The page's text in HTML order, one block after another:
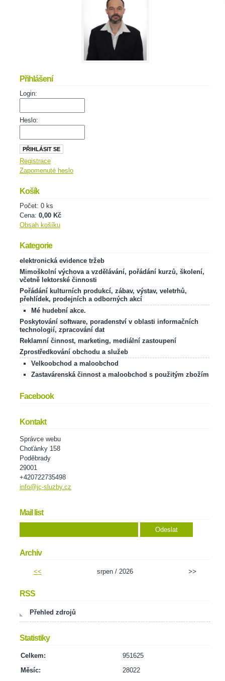
Přihlášení
Login:
Heslo:
Registrace
Zapomenuté heslo
Košík
Počet: 0 ks
Cena: 0,00 Kč
Obsah košíku
Kategorie
elektronická evidence tržeb
Mimoškolní výchova a vzdělávání, pořádání kurzů, školení,
včetně lektorské činnosti
Pořádání kulturních produkcí, zábav, výstav, veletrhů,
přehlídek, prodejních a odborných akcí
Mé hudební akce.
Poskytování software, poradenství v oblasti informačních
technologií, zpracování dat
Reklamní činnost, marketing, mediální zastoupení
Zprostředkování obchodu a služeb
Velkoobchod a maloobchod
Zastavárenská činnost a maloobchod s použitým zbožím
Facebook
Kontakt
Správce webu
Choťánky 158
Poděbrady
29001
+420722735498
info@jc-sluzby.cz
Mail list
Archiv
<< srpen / 2026 >>
RSS
Přehled zdrojů
Statistiky
Celkem:
951625
Měsíc:
28022